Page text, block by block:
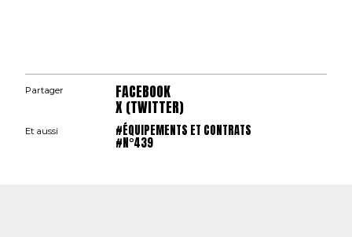
Partager FACEBOOK
X (TWITTER)
Et aussi #ÉQUIPEMENTS ET CONTRATS
#N°439